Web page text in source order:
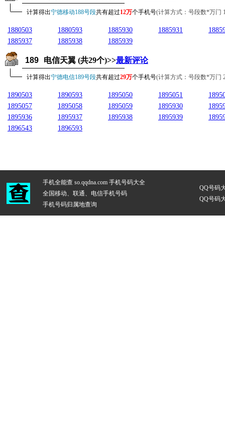
计算得出宁德移动188号段共有超过12万个手机号(计算方式：号段数*万门
1880503 1880593 1885930 1885931
1885937
1885938 1885939
189 电信天翼 (共29个)>>最新评论
计算得出宁德电信189号段共有超过29万个手机号(计算方式：号段数*万门
1890503 1890593 1895050 1895051
1895057
1895058 1895059 1895930
1895936
1895937 1895938 1895939
1896543
1896593
手机全能查 so.qqdna.com 手机号码大全
全国移动、联通、电信手机号码
手机号码归属地查询
QQ号码
QQ号码